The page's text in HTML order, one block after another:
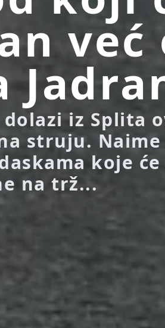
već
iz Splita
struju.
koje će
na trž...